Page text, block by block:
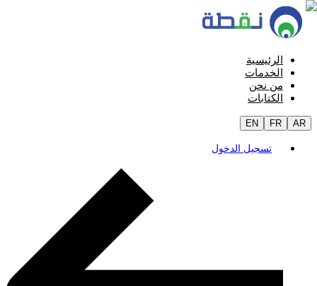
الرئيسية
الخدمات
من نحن
الكتابات
EN FR AR
تسجيل الدخول